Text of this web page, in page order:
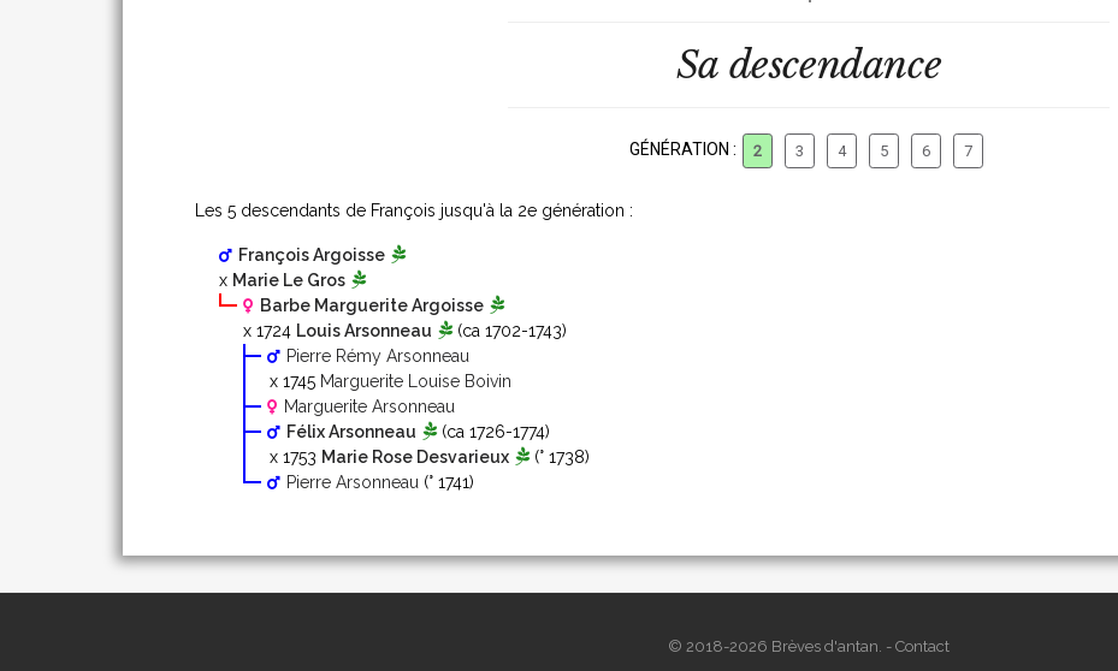
Sa descendance
GÉNÉRATION : 2 3 4 5 6 7
Les 5 descendants de François jusqu'à la 2e génération :
François Argoisse
x Marie Le Gros
Barbe Marguerite Argoisse
x 1724 Louis Arsonneau
(ca 1702-1743)
Pierre Rémy Arsonneau
x 1745 Marguerite Louise Boivin
Marguerite Arsonneau
Félix Arsonneau
(ca 1726-1774)
x 1753 Marie Rose Desvarieux
(° 1738)
Pierre Arsonneau (° 1741)
© 2018-2026 Brèves d'antan. - Contact